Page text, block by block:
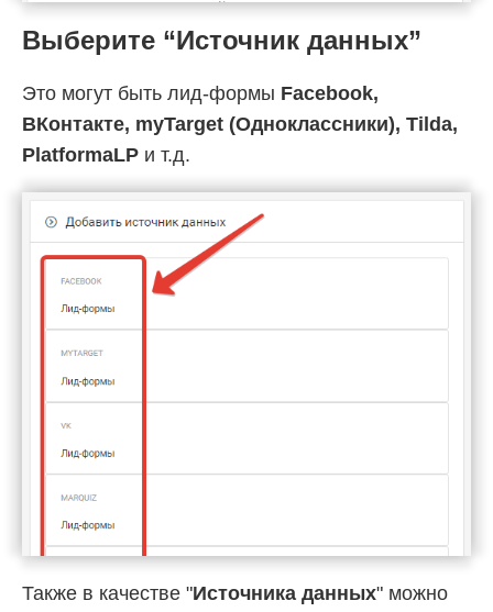
Выберите “Источник данных”
Это могут быть лид-формы Facebook,
ВКонтакте, myTarget (Одноклассники), Tilda,
PlatformaLP и т.д.
Также в качестве "Источника данных" можно